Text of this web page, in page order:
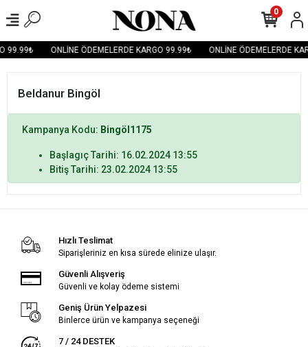
99.99₺ ONLİNE ÖDEMELERDE KARGO 99.99₺ ONLİNE ÖDEMELERDE
0
Beldanur Bingöl
Kampanya Kodu: Bingöl1175
Başlagıç Tarihi: 16.02.2024 13:55
Bitiş Tarihi: 23.02.2024 13:55
Hızlı Teslimat
Siparişleriniz en kısa sürede elinize ulaşır.
Güvenli Alışveriş
Güvenli ve kolay ödeme sistemi
Geniş Ürün Yelpazesi
Binlerce ürün ve kampanya seçeneği
7 / 24 DESTEK